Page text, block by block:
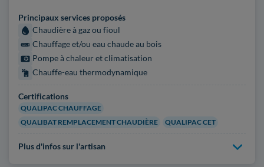
Principaux services proposés
Chaudière à gaz ou fioul
Chauffage et/ou eau chaude au bois
Pompe à chaleur et climatisation
Chauffe-eau thermodynamique
Certifications
QUALIPAC CHAUFFAGE
QUALIBAT REMPLACEMENT CHAUDIÈRE
QUALIPAC CET
Plus d'infos sur l'artisan